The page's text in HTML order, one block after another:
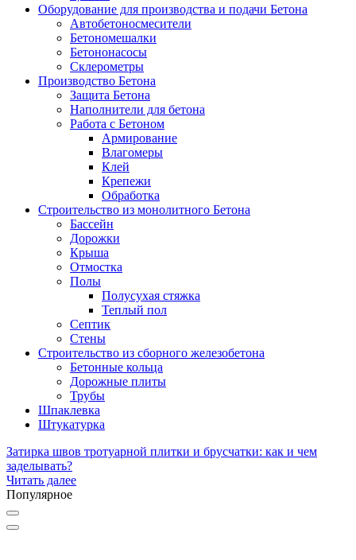
Оборудование для производства и подачи Бетона
Автобетоносмесители
Бетономешалки
Бетононасосы
Склерометры
Производство Бетона
Защита Бетона
Наполнители для бетона
Работа с Бетоном
Армирование
Влагомеры
Клей
Крепежи
Обработка
Строительство из монолитного Бетона
Бассейн
Дорожки
Крыша
Отмостка
Полы
Полусухая стяжка
Теплый пол
Септик
Стены
Строительство из сборного железобетона
Бетонные кольца
Дорожные плиты
Трубы
Шпаклевка
Штукатурка
Затирка швов тротуарной плитки и брусчатки: как и чем
заделывать?
Читать далее
Популярное